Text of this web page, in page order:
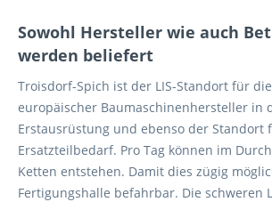
Sowohl Hersteller wie auch
werden beliefert
Troisdorf-Spich ist der LIS-Standort für
europäischer Baumaschinenhersteller in
Erstausrüstung und ebenso der Standort
Ersatzteilbedarf. Pro Tag können im
Ketten entstehen. Damit dies zügig
Fertigungshalle befahrbar. Die schweren